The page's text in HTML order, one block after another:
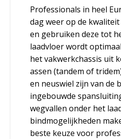
Professionals in heel
dag weer op de
en gebruiken deze tot
laadvloer wordt
het vakwerkchassis uit
assen (tandem of
en neuswiel zijn van de
ingebouwde
wegvallen onder het
bindmogelijkheden
beste keuze voor